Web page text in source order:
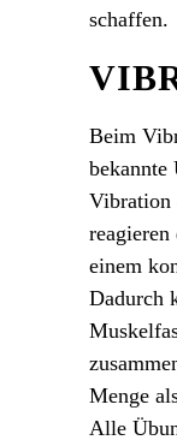
schaffen.
Beim
bekannte
Vibration
einem
Dadurch
Menge
Alle